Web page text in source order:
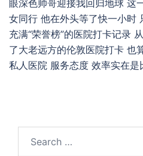
眼深色帅哥迎接我回归地球 这
女同行 他在外头等了快一小时
充满“荣誉榜”的医院打卡记录
了大老远方的伦敦医院打卡 也
私人医院 服务态度 效率实在